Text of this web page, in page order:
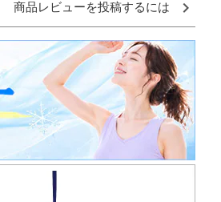
商品レビューを投稿するには